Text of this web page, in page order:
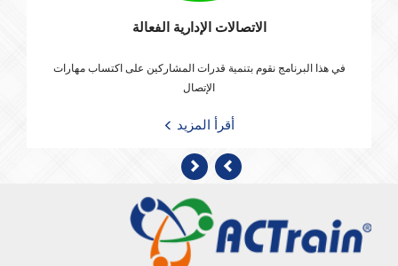
الاتصالات الإدارية الفعالة
في هذا البرنامج نقوم بتنمية قدرات المشاركين على اكتساب مهارات
الإتصال
أقرأ المزيد
Previous Next